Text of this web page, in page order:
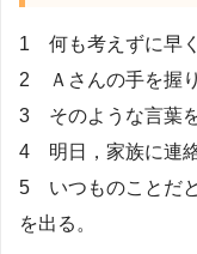
1 何も考えずに早
2 Ａさんの手を握
3 そのような言葉を
4 明日，家族に連絡
5 いつものことだ
を出る。